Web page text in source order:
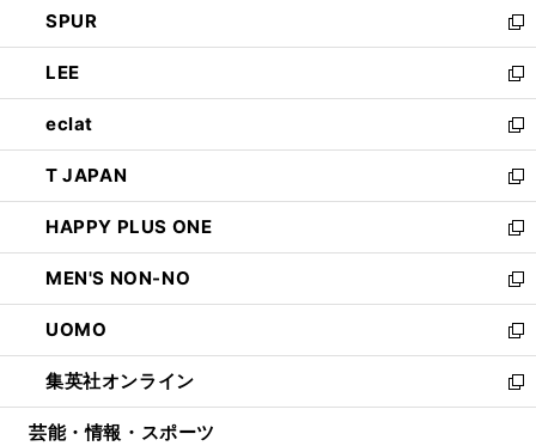
で
開
く
ド
ウ
で
開
く
ィ
ン
ド
ウ
で
開
く
い
ウ
ィ
ン
ド
ウ
で
開
く
SPUR
新
し
い
ウ
ィ
ン
ド
ウ
で
開
く
LEE
新
し
い
ウ
ィ
ン
ド
ウ
で
開
く
eclat
新
し
い
ウ
ィ
ン
ド
ウ
で
開
く
T JAPAN
新
し
い
ウ
ィ
ン
ド
ウ
で
開
HAPPY PLUS ONE
新
し
い
ウ
ィ
ン
ド
ウ
MEN'S NON-NO
新
し
い
ウ
ィ
ン
UOMO
新
し
い
ウ
集英社オンライン
新
し
芸能・情報・スポーツ